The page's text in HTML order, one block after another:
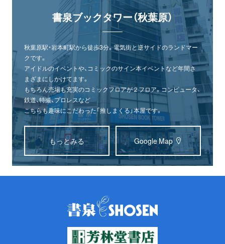
書泉ブックタワー（秋葉原）
秋葉原駅・岩本町駅から徒歩3分。電気街と逆サイドのランドマー
クです。
アイドルのイベントや、コミックのサイン本イベントなど年間さ
まざまにしかけてます。
もちろん売場も充実のコミックフロアが２フロア。コンピュータ、
鉄道、特撮、プロレスなど
こちらも趣味にこだわった「推しまくる」本屋です。
もっとみる Google Map